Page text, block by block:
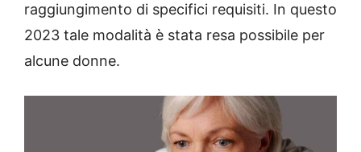
raggiungimento di specifici requisiti. In questo
2023 tale modalità è stata resa possibile per
alcune donne.